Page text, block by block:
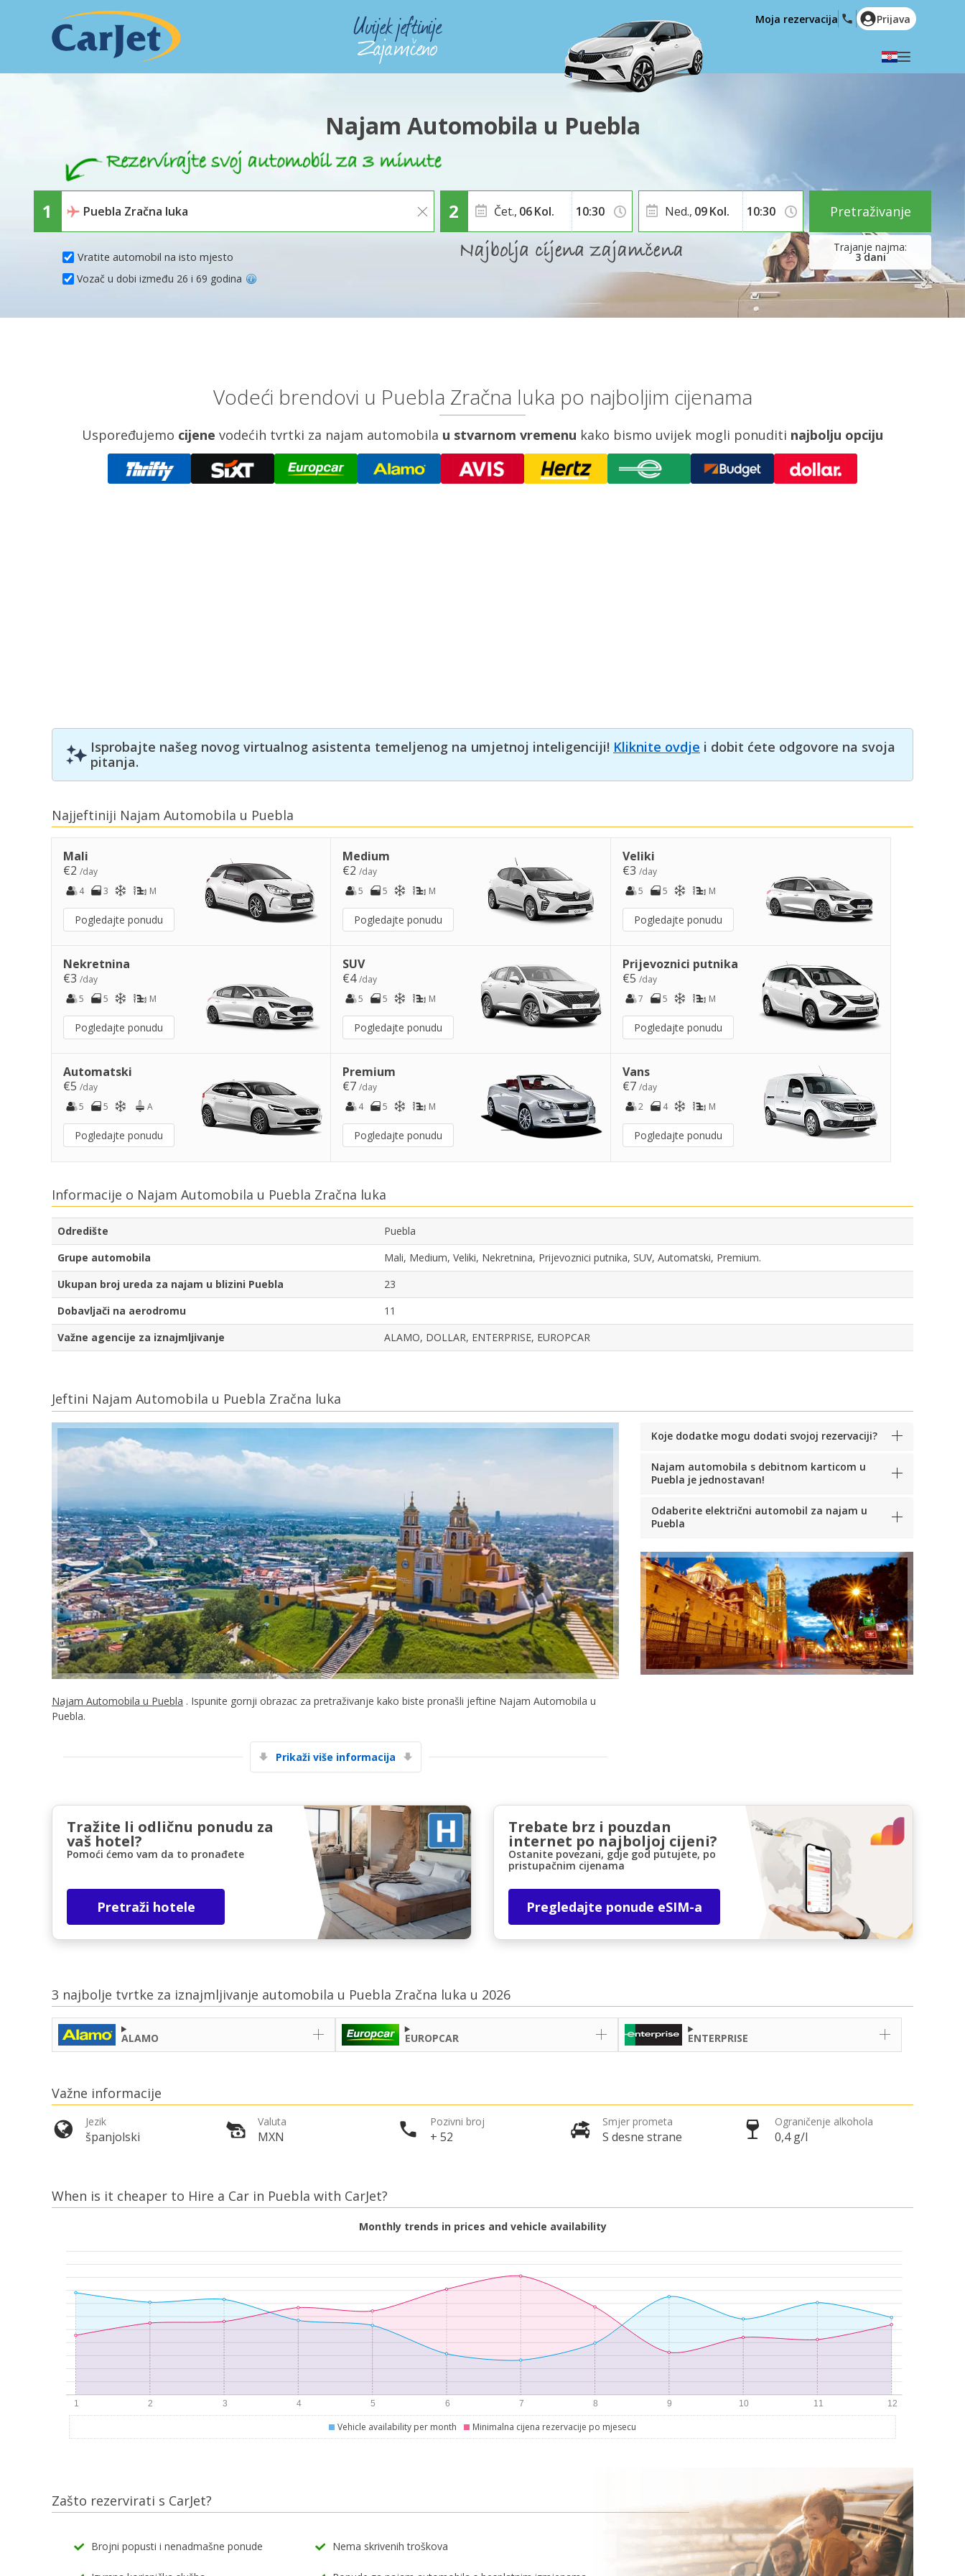
English (US)
Polski
Türkçe
Română
Ελληνικά
Hrvatski
العربية
Moja rezervacija Prijava
Najam Automobila u Puebla
Vratite automobil na isto mjesto
Čet., 06Kol.
3 dani
Ned., 09Kol.
Vozač u dobi između 26 i 69 godina
Pretraživanje
Vodeći brendovi u Puebla Zračna luka po najboljim cijenama
Uspoređujemo cijene vodećih tvrtki za najam automobila u stvarnom vremenu kako bismo uvijek mogli ponuditi najbolju opciju
Isprobajte našeg novog virtualnog asistenta temeljenog na umjetnoj inteligenciji! Kliknite ovdje i dobit ćete odgovore na svoja
pitanja.
Najjeftiniji Najam Automobila u Puebla
Mali
€2 /day
4
3 M
Pogledajte ponudu
Medium
€2/day
5
5 M
Pogledajte ponudu
Veliki
€3 /day
5
5 M
Pogledajte ponudu
Nekretnina
€3 /day
5
5 M
Pogledajte ponudu
SUV
€4/day
5
5 M
Pogledajte ponudu
Prijevoznici putnika
€5 /day
7
5 M
Pogledajte ponudu
Automatski
€5 /day
5
5 A
Pogledajte ponudu
Premium
€7/day
4
5 M
Pogledajte ponudu
Vans
€7 /day
2
4 M
Pogledajte ponudu
Informacije o Najam Automobila u Puebla Zračna luka
Odredište
Puebla
Grupe automobila
Mali, Medium, Veliki, Nekretnina, Prijevoznici putnika, SUV, Automatski, Premium.
Ukupan broj ureda za najam u blizini Puebla
23
Dobavljači na aerodromu
11
Važne agencije za iznajmljivanje
ALAMO, DOLLAR, ENTERPRISE, EUROPCAR
Jeftini Najam Automobila u Puebla Zračna luka
Najam Automobila u Puebla . Ispunite gornji obrazac za pretraživanje kako biste pronašli jeftine Najam Automobila u
Puebla.
Prikaži više informacija
Koje dodatke mogu dodati svojoj rezervaciji?
Najam automobila s debitnom karticom u
Puebla je jednostavan!
Odaberite električni automobil za najam u
Puebla
Tražite li odličnu ponudu za
vaš hotel?
Pomoći ćemo vam da to pronađete
Pretraži hotele
Trebate brz i pouzdan
internet po najboljoj cijeni?
Ostanite povezani, gdje god putujete, po
pristupačnim cijenama
Pregledajte ponude eSIM-a
3 najbolje tvrtke za iznajmljivanje automobila u Puebla Zračna luka u 2026
ALAMO EUROPCAR ENTERPRISE
Važne informacije
Jezik
španjolski
Valuta
MXN
Pozivni broj
+ 52
Smjer prometa
S desne strane
Ograničenje alkohola
0,4 g/l
When is it cheaper to Hire a Car in Puebla with CarJet?
Monthly trends in prices and vehicle availability
Vehicle availability per month Minimalna cijena rezervacije po mjesecu
Zašto rezervirati s CarJet?
Brojni popusti i nenadmašne ponude Nema skrivenih troškova
Posebni popusti
Pristupite ekskluzivnim ponudama naših
dobavljača
Prijava putem eLinka